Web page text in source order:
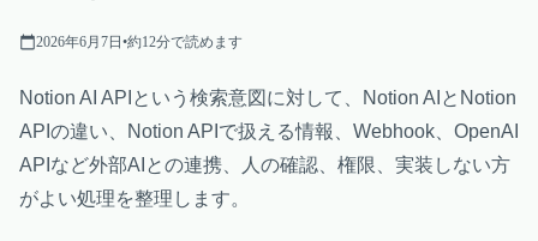
2026年6月7日 •約12分で読めます
Notion AI APIという検索意図に対して、Notion AIとNotion
APIの違い、Notion APIで扱える情報、Webhook、OpenAI
APIなど外部AIとの連携、人の確認、権限、実装しない方
がよい処理を整理します。